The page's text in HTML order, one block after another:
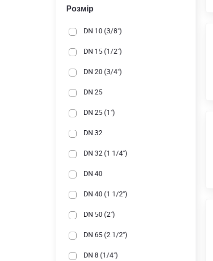
Розмір
DN 10 (3/8")
DN 15 (1/2")
DN 20 (3/4")
DN 25
DN 25 (1")
DN 32
DN 32 (1 1/4")
DN 40
DN 40 (1 1/2")
DN 50 (2")
DN 65 (2 1/2")
DN 8 (1/4")